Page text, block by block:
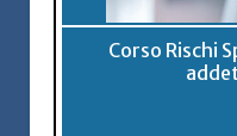
Corso Rischi